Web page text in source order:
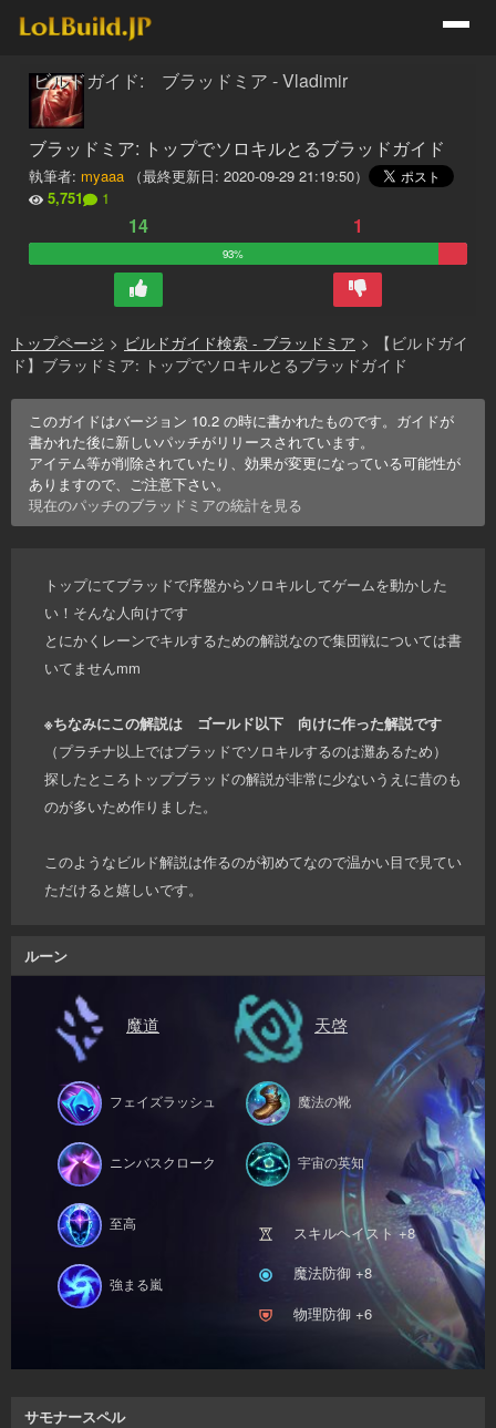
ビルドガイド: ブラッドミア - Vladimir
ブラッドミア: トップでソロキルとるブラッドガイド
執筆者: myaaa （最終更新日: 2020-09-29 21:19:50）
5,751
1
14 1
93%
トップページ > ビルドガイド検索 - ブラッドミア >
【ビルドガイ
ド】ブラッドミア: トップでソロキルとるブラッドガイド
このガイドはバージョン 10.2 の時に書かれたものです。ガイドが
書かれた後に新しいパッチがリリースされています。
アイテム等が削除されていたり、効果が変更になっている可能性が
ありますので、ご注意下さい。
現在のパッチのブラッドミアの統計を見る
トップにてブラッドで序盤からソロキルしてゲームを動かした
い！そんな人向けです
とにかくレーンでキルするための解説なので集団戦については書
いてませんmm
※ちなみにこの解説は ゴールド以下 向けに作った解説です
（プラチナ以上ではブラッドでソロキルするのは灘あるため）
探したところトップブラッドの解説が非常に少ないうえに昔のも
のが多いため作りました。
このようなビルド解説は作るのが初めてなので温かい目で見てい
ただけると嬉しいです。
ルーン
魔道
フェイズラッシュ
ニンバスクローク
至高
強まる嵐
天啓
魔法の靴
宇宙の英知
スキルヘイスト +8
魔法防御 +8
物理防御 +6
サモナースペル